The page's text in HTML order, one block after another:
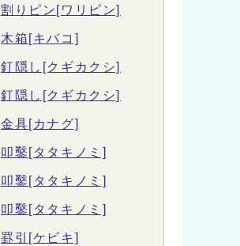
割りピン[ワリピン]
木箱[キバコ]
釘隠し[クギカクシ]
釘隠し[クギカクシ]
金具[カナグ]
叩鑿[タタキノミ]
叩鑿[タタキノミ]
叩鑿[タタキノミ]
罫引[ケビキ]